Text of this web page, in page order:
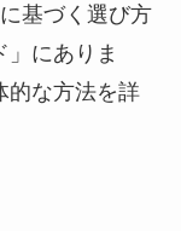
基づく選び方
にありま
的な方法を詳